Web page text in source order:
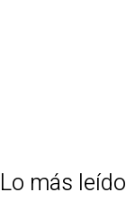
Lo más leído